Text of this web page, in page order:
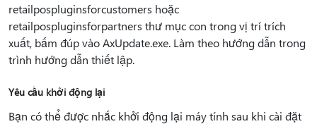
retailpospluginsforcustomers hoặc
retailpospluginsforpartners thư mục con trong vị trí trích
xuất, bấm đúp vào AxUpdate.exe. Làm theo hướng dẫn trong
trình hướng dẫn thiết lập.
Yêu cầu khởi động lại
Bạn có thể được nhắc khởi động lại máy tính sau khi cài đặt